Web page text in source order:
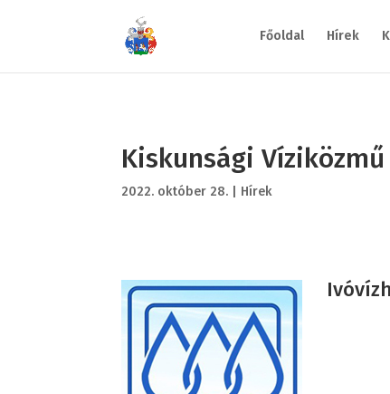
Főoldal Hírek
Kiskunsági
2022. október 28. Hírek